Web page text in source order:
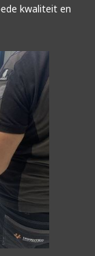
kwaliteit en